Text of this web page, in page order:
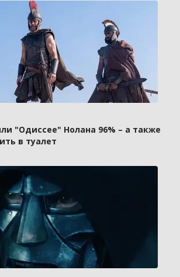
"Одиссее" Нолана 96% – а также
в туалет